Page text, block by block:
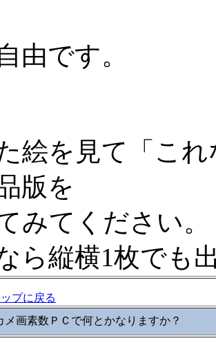
由です。
絵を見て「こ
版を
みてください。
ら縦横1枚でも
プに戻る
メ画素数ＰＣで何とかなりますか？